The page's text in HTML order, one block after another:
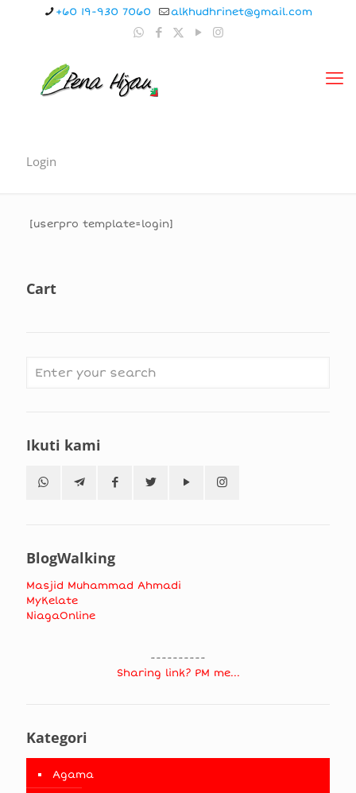
+60 19-930 7060 alkhudhrinet@gmail.com
Login
[userpro template=login]
Cart
Ikuti kami
BlogWalking
Masjid Muhammad Ahmadi
MyKelate
NiagaOnline
----------
Sharing link? PM me...
Kategori
Agama